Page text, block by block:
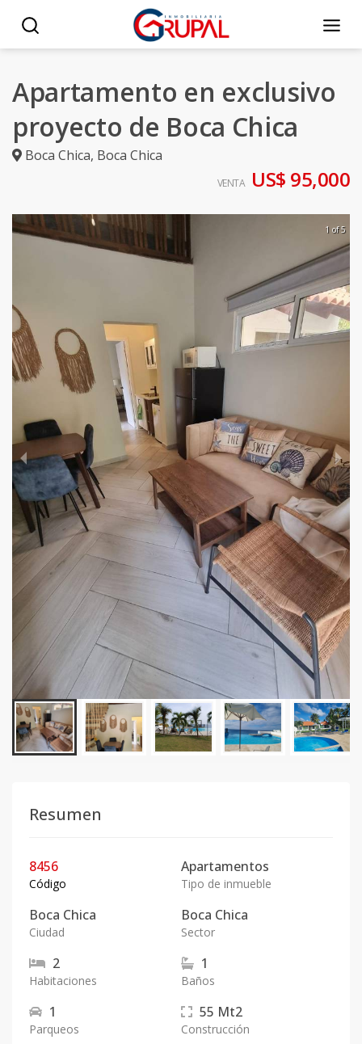
Apartamento en exclusivo
proyecto de Boca Chica
Boca Chica, Boca Chica
VENTA US$ 95,000
1 of 5
Resumen
8456
Código
Apartamentos
Tipo de inmueble
Boca Chica
Ciudad
Boca Chica
Sector
2
Habitaciones
1
Baños
1
Parqueos
55 Mt2
Construcción